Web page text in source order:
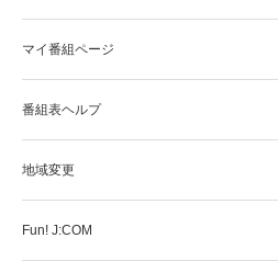
マイ番組ページ
番組表ヘルプ
地域変更
Fun! J:COM